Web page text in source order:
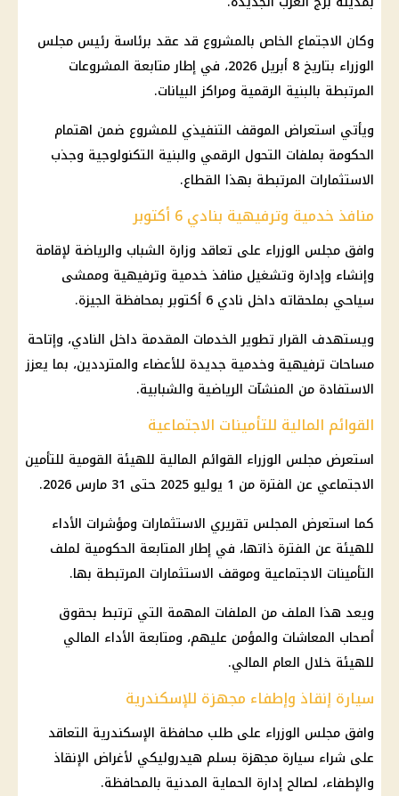
وكان الاجتماع الخاص بالمشروع قد عقد برئاسة رئيس مجلس
الوزراء
بتاريخ 8 أبريل 2026، في إطار متابعة المشروعات
المرتبطة بالبنية الرقمية ومراكز البيانات.
ويأتي استعراض الموقف التنفيذي للمشروع ضمن اهتمام
الحكومة بملفات التحول الرقمي والبنية التكنولوجية وجذب
الاستثمارات المرتبطة بهذا القطاع.
منافذ خدمية وترفيهية بنادي 6 أكتوبر
وافق مجلس الوزراء على تعاقد وزارة الشباب والرياضة لإقامة
وإنشاء وإدارة وتشغيل منافذ خدمية وترفيهية وممشى
سياحي بملحقاته داخل نادي 6 أكتوبر بمحافظة الجيزة.
ويستهدف القرار تطوير الخدمات المقدمة داخل النادي، وإتاحة
مساحات ترفيهية وخدمية جديدة للأعضاء والمترددين، بما يعزز
الاستفادة من المنشآت الرياضية والشبابية.
القوائم المالية للتأمينات الاجتماعية
استعرض مجلس الوزراء القوائم المالية للهيئة القومية للتأمين
الاجتماعي عن الفترة من 1 يوليو 2025 حتى 31 مارس 2026.
كما استعرض المجلس تقريري الاستثمارات ومؤشرات الأداء
للهيئة عن الفترة ذاتها، في إطار المتابعة الحكومية لملف
التأمينات الاجتماعية وموقف الاستثمارات المرتبطة بها.
ويعد هذا الملف من الملفات المهمة التي ترتبط بحقوق
أصحاب المعاشات والمؤمن عليهم، ومتابعة الأداء المالي
للهيئة خلال العام المالي.
سيارة إنقاذ وإطفاء مجهزة للإسكندرية
وافق مجلس الوزراء على طلب محافظة الإسكندرية التعاقد
على شراء سيارة مجهزة بسلم هيدروليكي لأغراض الإنقاذ
والإطفاء، لصالح إدارة الحماية المدنية بالمحافظة.